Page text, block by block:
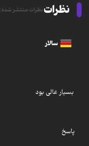
نظراتنظرات منتشر شده: 1
سالار
بسیار عالی بود
پاسخ